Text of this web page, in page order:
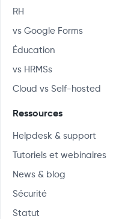
RH
vs Google Forms
Éducation
vs HRMSs
Cloud vs Self-hosted
Ressources
Helpdesk & support
Tutoriels et webinaires
News & blog
Sécurité
Statut